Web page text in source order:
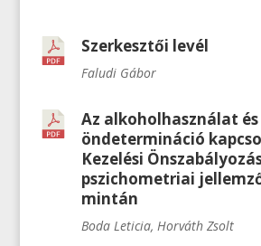
Szerkesztői levél
Faludi Gábor
Az alkoholhasználat és
öndetermináció
Kezelési
pszichometriai
mintán
Boda Leticia, Horváth Zsolt